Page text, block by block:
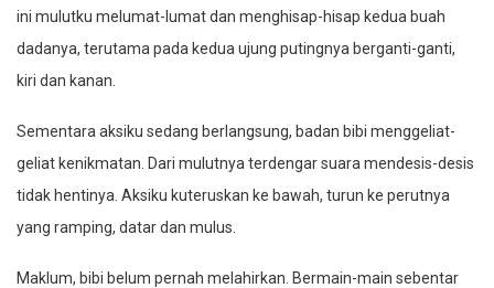
ini mulutku melumat-lumat dan menghisap-hisap kedua buah
dadanya, terutama pada kedua ujung putingnya berganti-ganti,
kiri dan kanan.
Sementara aksiku sedang berlangsung, badan bibi menggeliat-
geliat kenikmatan. Dari mulutnya terdengar suara mendesis-desis
tidak hentinya. Aksiku kuteruskan ke bawah, turun ke perutnya
yang ramping, datar dan mulus.
Maklum, bibi belum pernah melahirkan. Bermain-main sebentar